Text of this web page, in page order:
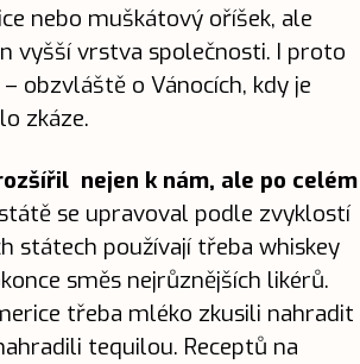
nebo muškátový oříšek, ale
vyšší vrstva společnosti. I proto
obzvláště o Vánocích, kdy je
zkáze.
nejen k nám, ale po celém
se upravoval podle zvyklostí
státech používají třeba whiskey
směs nejrůznějších likérů.
třeba mléko zkusili nahradit
tequilou. Receptů na